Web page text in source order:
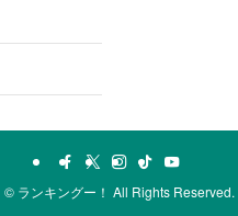
© ランキングー！ All Rights Reserved.